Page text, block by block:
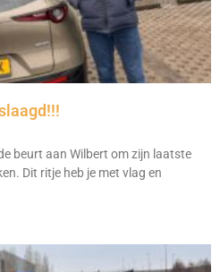
beurt aan Wilbert om zijn laatste
Dit ritje heb je met vlag en